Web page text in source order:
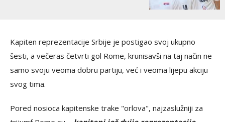
Kapiten reprezentacije Srbije je postigao svoj ukupno
šesti, a večeras četvrti gol Rome, krunisavši na taj način ne
samo svoju veoma dobru partiju, već i veoma lijepu akciju
svog tima.
Pored nosioca kapitenske trake "orlova", najzaslužniji za